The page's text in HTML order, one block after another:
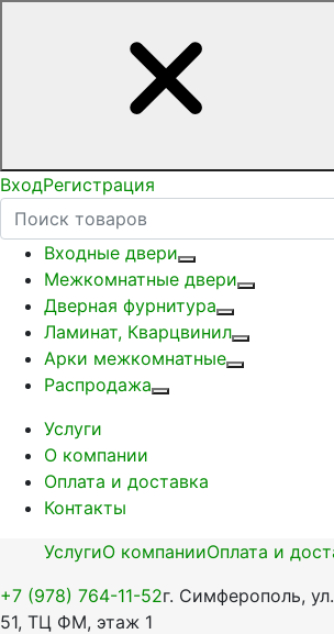
ВходРегистрация
Входные двери
Межкомнатные двери
Дверная фурнитура
Ламинат, Кварцвинил
Арки межкомнатные
Распродажа
Услуги
О компании
Оплата и доставка
Контакты
УслугиО компанииОплата и
+7 (978) 764-11-52г. Симферополь,
51, ТЦ ФМ, этаж 1